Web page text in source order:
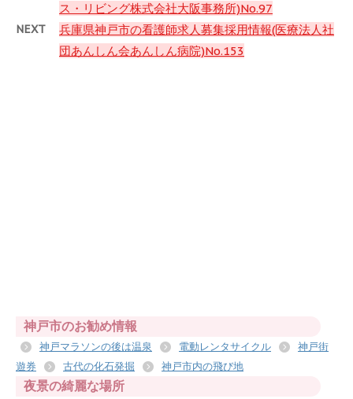
ス・リビング株式会社大阪事務所)No.97
NEXT
兵庫県神戸市の看護師求人募集採用情報(医療法人社
団あんしん会あんしん病院)No.153
神戸市のお勧め情報
神戸マラソンの後は温泉 電動レンタサイクル
神戸街
遊券
古代の化石発掘 神戸市内の飛び地
夜景の綺麗な場所